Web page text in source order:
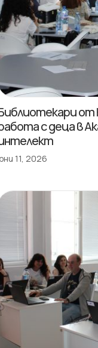
от
с деца в
11, 2026